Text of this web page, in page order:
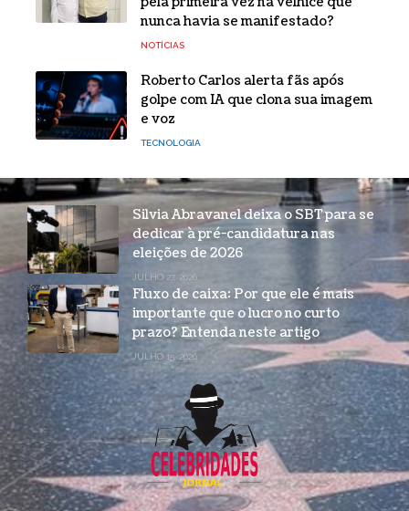
nunca havia se manifestado?
NOTÍCIAS
Roberto Carlos alerta fãs após
golpe com IA que clona sua imagem
e voz
TECNOLOGIA
Silvia Abravanel deixa o SBT para se
dedicar à pré-candidatura nas
eleições de 2026
JULHO 27, 2026
Fluxo de caixa: Por que ele é mais
importante que o lucro no curto
prazo? Entenda neste artigo
JULHO 15, 2026